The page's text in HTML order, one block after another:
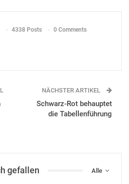
4338 Posts 0 Comments
NÄCHSTER ARTIKEL
Schwarz-Rot behauptet
die Tabellenführung
Alle
gefallen